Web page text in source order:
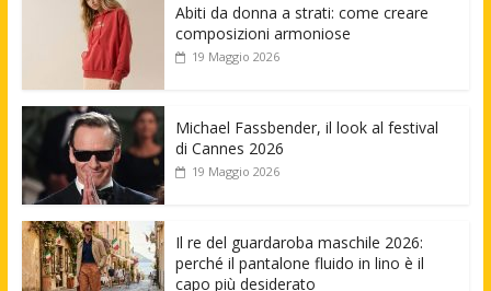
Abiti da donna a strati: come creare
composizioni armoniose
19 Maggio 2026
Michael Fassbender, il look al festival
di Cannes 2026
19 Maggio 2026
Il re del guardaroba maschile 2026:
perché il pantalone fluido in lino è il
capo più desiderato